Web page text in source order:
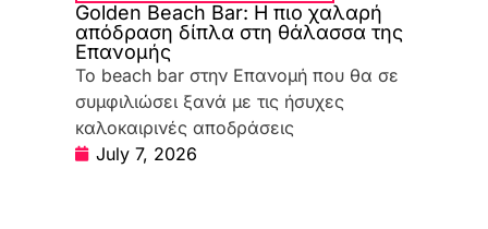
Golden Beach Bar: Η πιο χαλαρή
απόδραση δίπλα στη θάλασσα της
Επανομής
Το beach bar στην Επανομή που θα σε
συμφιλιώσει ξανά με τις ήσυχες
καλοκαιρινές αποδράσεις
July 7, 2026